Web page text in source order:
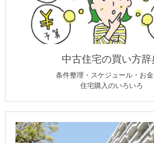
中古住宅の買い方辞
条件整理・スケジュール・お
住宅購入のいろいろ